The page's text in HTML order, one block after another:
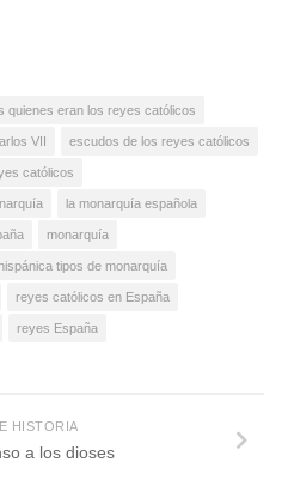
quienes eran los reyes católicos
VII escudos de los reyes católicos
católicos
la monarquía española
monarquía
tipos de monarquía
reyes católicos en España
reyes España
HISTORIA
a los dioses